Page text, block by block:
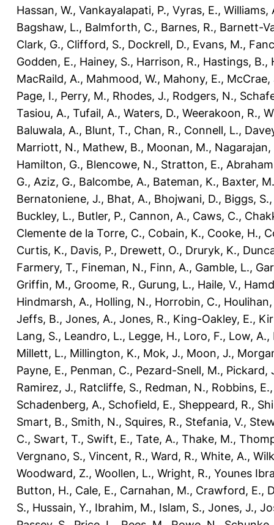
Hassan, W., Vankayalapati, P., Vyras, E., Williams,
Bagshaw, L., Balmforth, C., Barnes, R., Barnett-
Clark, G., Clifford, S., Dockrell, D., Evans, M.,
Godden, E., Hainey, S., Harrison, R., Hastings, B.,
MacRaild, A., Mahmood, W., Mahony, E., McCrae,
Page, I., Perry, M., Rhodes, J., Rodgers, N.,
Tasiou, A., Tufail, A., Waters, D., Weerakoon, R.,
Baluwala, A., Blunt, T., Chan, R., Connell, L.,
Marriott, N., Mathew, B., Moonan, M., Nagarajan,
Hamilton, G., Blencowe, N., Stratton, E.,
G., Aziz, G., Balcombe, A., Bateman, K., Baxter, M.
Bernatoniene, J., Bhat, A., Bhojwani, D., Biggs, S.
Buckley, L., Butler, P., Cannon, A., Caws, C.,
Clemente de la Torre, C., Cobain, K., Cooke, H.,
Curtis, K., Davis, P., Drewett, O., Druryk, K.,
Farmery, T., Fineman, N., Finn, A., Gamble, L.,
Griffin, M., Groome, R., Gurung, L., Haile, V.,
Hindmarsh, A., Holling, N., Horrobin, C., Houlihan,
Jeffs, B., Jones, A., Jones, R., King-Oakley, E.,
Lang, S., Leandro, L., Legge, H., Loro, F., Low, A.,
Millett, L., Millington, K., Mok, J., Moon, J.,
Payne, E., Penman, C., Pezard-Snell, M., Pickard,
Ramirez, J., Ratcliffe, S., Redman, N., Robbins, E.
Schadenberg, A., Schofield, E., Sheppeard, R.,
Smart, B., Smith, N., Squires, R., Stefania, V.,
C., Swart, T., Swift, E., Tate, A., Thake, M.,
Vergnano, S., Vincent, R., Ward, R., White, A.,
Woodward, Z., Woollen, L., Wright, R., Younes
Button, H., Cale, E., Carnahan, M., Crawford, E.,
S., Hussain, Y., Ibrahim, M., Islam, S., Jones, J.,